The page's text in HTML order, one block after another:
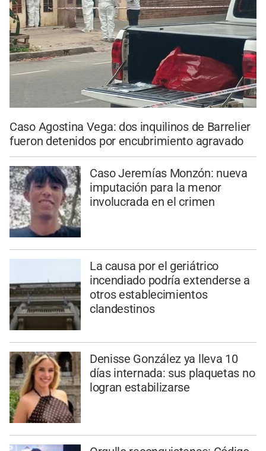
Caso Agostina Vega: dos inquilinos de Barrelier
fueron detenidos por encubrimiento agravado
Caso Jeremías Monzón: nueva
imputación para la menor
involucrada en el crimen
La causa por el geriátrico
incendiado podría extenderse a
otros establecimientos
clandestinos
Denisse González ya lleva 10
días internada: sus plaquetas no
logran estabilizarse